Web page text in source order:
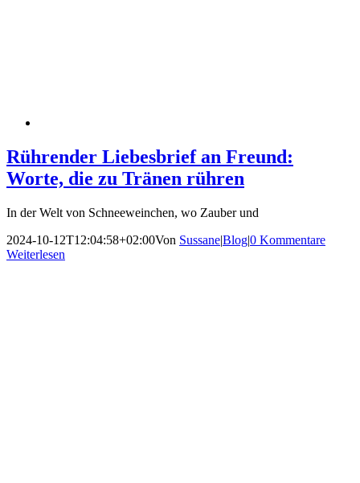
Rührender Liebesbrief an Freund:
Worte, die zu Tränen rühren
In der Welt von Schneeweinchen, wo Zauber und
2024-10-12T12:04:58+02:00Von Sussane|Blog|0 Kommentare
Weiterlesen